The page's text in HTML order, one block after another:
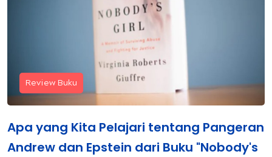
Review Buku
Apa yang Kita Pelajari tentang Pangeran
Andrew dan Epstein dari Buku "Nobody's